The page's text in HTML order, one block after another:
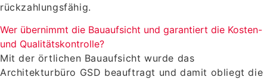
rückzahlungsfähig.
Wer übernimmt die Bauaufsicht und garantiert die Kosten-
und Qualitätskontrolle?
Mit der örtlichen Bauaufsicht wurde das
Architekturbüro GSD beauftragt und damit obliegt die